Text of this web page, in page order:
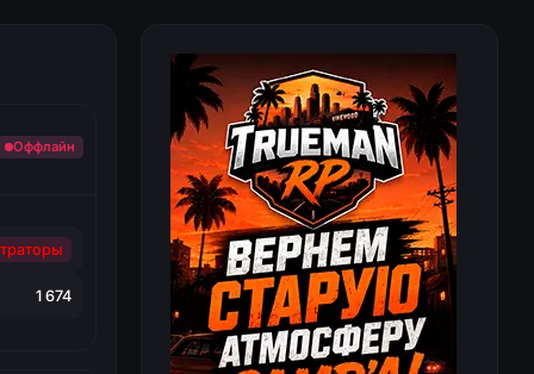
Оффлайн
1 674